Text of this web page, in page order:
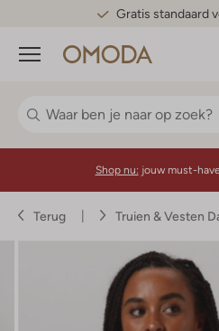
Gratis standaard
Menu
Shop nu: jouw must-
Terug Truien & Vesten